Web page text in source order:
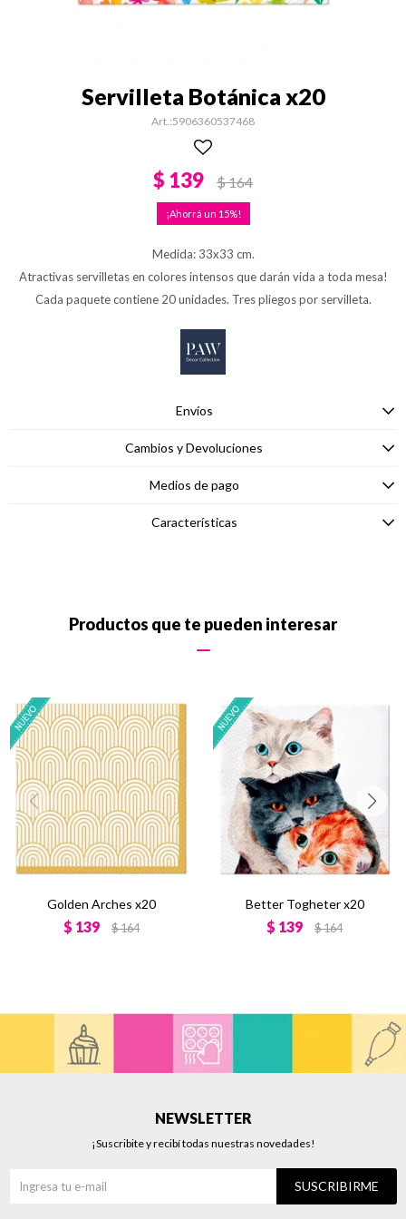
Servilleta Botánica x20
5906360537468
$ 139 $164
15
Medida: 33x33 cm.
Atractivas servilletas en colores intensos que darán vida a toda mesa!
Cada paquete contiene 20 unidades. Tres pliegos por servilleta.
Envíos
Cambios y Devoluciones
Medios de pago
Características
Productos que te pueden interesar
Golden Arches x20
$ 139 $164
Better Togheter x20
$ 139 $164
NEWSLETTER
¡Suscribite y recibí todas nuestras novedades!
SUSCRIBIRME